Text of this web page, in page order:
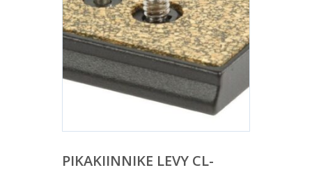
PIKAKIINNIKE LEVY CL-